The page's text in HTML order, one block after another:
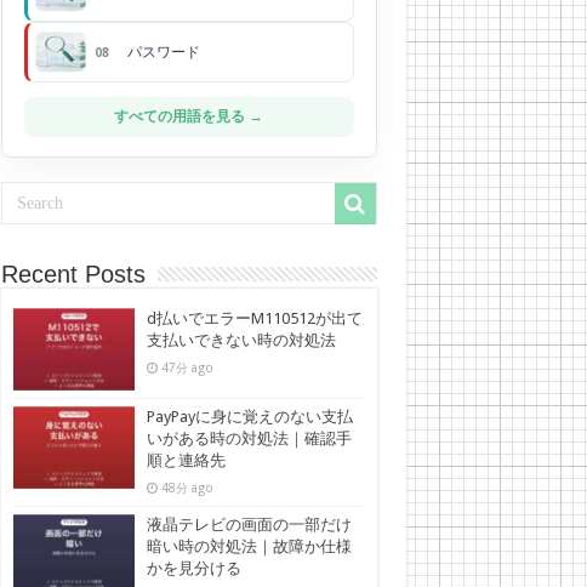
08 パスワード
すべての用語を見る →
Recent Posts
d払いでエラーM110512が出て
支払いできない時の対処法
47分 ago
PayPayに身に覚えのない支払
いがある時の対処法｜確認手
順と連絡先
48分 ago
液晶テレビの画面の一部だけ
暗い時の対処法｜故障か仕様
かを見分ける